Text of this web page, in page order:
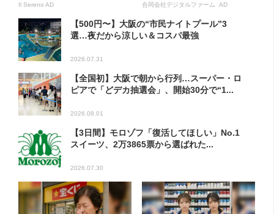
Il Sereno AD 合同会社デジタルファーム AD
【500円〜】大阪の“市民ナイトプール”3
選…夜だから涼しい＆コスパ最強
2026.07.31
【全国初】大阪で朝から行列…スーパー・ロ
ピアで「どデカ抽選会」、開始30分で“1...
2026.08.01
【3日間】モロゾフ「復活してほしい」No.1
スイーツ、2万3865票から選ばれた...
2026.07.30